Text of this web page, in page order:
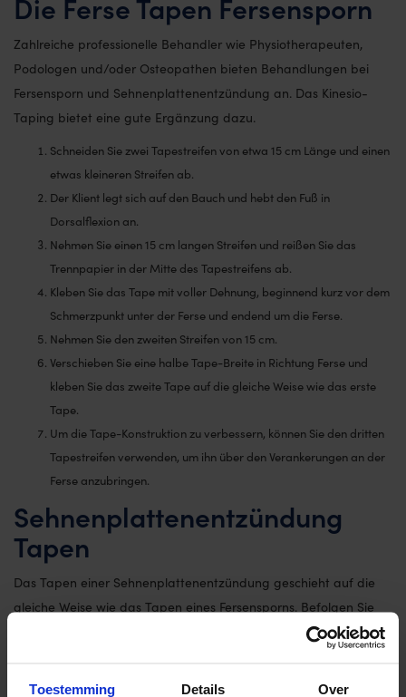
Toestemming Details Over
Die Ferse Tapen Fersensporn
Zahlreiche professionelle Behandler wie Physiotherapeuten,
Podologen und/oder Osteopathen bieten Behandlungen bei
Fersensporn und Sehnenplattenentzündung an. Das Kinesio-
Taping bietet eine gute Ergänzung dazu.
Schneiden Sie zwei Tapestreifen von etwa 15 cm Länge und einen
etwas kleineren Streifen ab.
Der Klient legt sich auf den Bauch und hebt den Fuß in
Dorsalflexion an.
Nehmen Sie einen 15 cm langen Streifen und reißen Sie das
Trennpapier in der Mitte des Tapestreifens ab.
Kleben Sie das Tape mit voller Dehnung, beginnend kurz vor dem
Schmerzpunkt unter der Ferse und endend um die Ferse.
Nehmen Sie den zweiten Streifen von 15 cm.
Verschieben Sie eine halbe Tape-Breite in Richtung Ferse und
kleben Sie das zweite Tape auf die gleiche Weise wie das erste
Tape.
Um die Tape-Konstruktion zu verbessern, können Sie den dritten
Tapestreifen verwenden, um ihn über den Verankerungen an der
Ferse anzubringen.
Sehnenplattenentzündung
Tapen
Das Tapen einer Sehnenplattenentzündung geschieht auf die
gleiche Weise wie das Tapen eines Fersensporns. Befolgen Sie
die oben beschriebenen Schritte oder sehen Sie sich das